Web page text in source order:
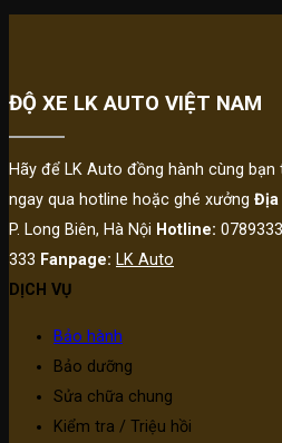
ĐỘ XE LK AUTO VIỆT NAM
Hãy để LK Auto đồng hành cùng
ngay qua hotline hoặc ghé xưởng Địa
P. Long Biên, Hà Nội Hotline:
333 Fanpage: LK Auto
DỊCH VỤ
Bảo hành
Bảo dưỡng
Sửa chữa chung
Kiểm tra / Triệu hồi